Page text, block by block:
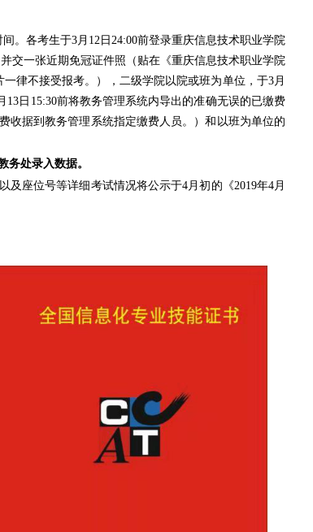
。各考生于3月12日24:00前登录重庆信息技术职业学院
交一张近期免冠证件照（贴在《重庆信息技术职业学院
律不接受报考。），二级学院以院或班为单位，于3月
13日15:30前将教务管理系统内导出的准确无误的已缴费
收据到教务管理系统指定缴费人员。）和以班为单位的
务处录入数据。
及座位号等详细考试情况将公示于4月初的《2019年4月